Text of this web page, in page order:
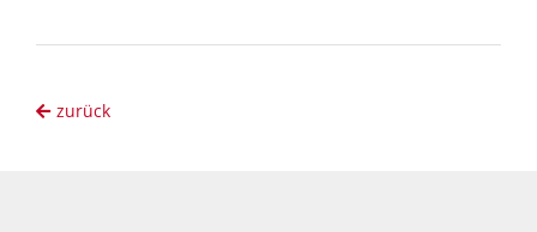
zurück